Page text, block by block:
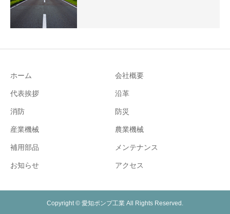
ホーム 会社概要
代表挨拶 沿革
消防 防災
産業機械 農業機械
補用部品 メンテナンス
お知らせ アクセス
Copyright © 愛知ポンプ工業 All Rights Reserved.